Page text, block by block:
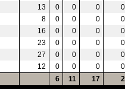
13 0 0 0
0
8 0 0 0
0
16 0 0 0
0
23 0 0 0
0
27 0 0 0
0
12 0 0 0
0
6 11 17 2